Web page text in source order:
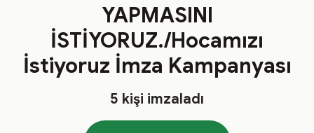
YAPMASINI
İSTİYORUZ./Hocamızı
İstiyoruz İmza Kampanyası
5 kişi imzaladı